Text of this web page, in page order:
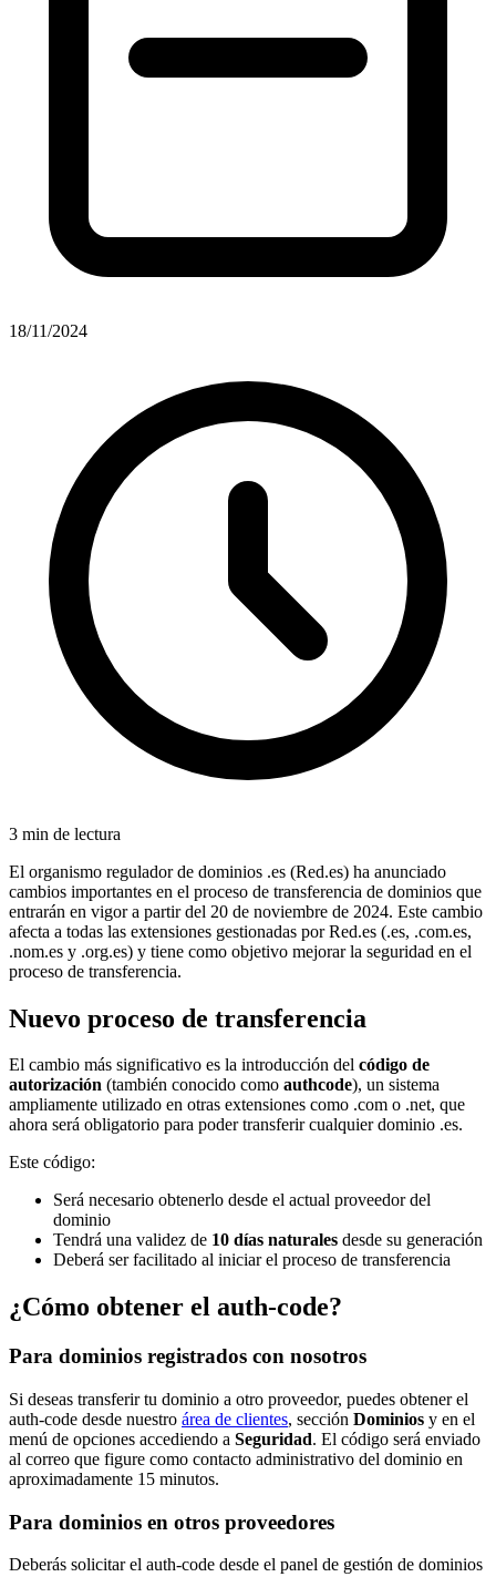
18/11/2024
3 min de lectura
El organismo regulador de dominios .es (Red.es) ha anunciado
cambios importantes en el proceso de transferencia de dominios que
entrarán en vigor a partir del 20 de noviembre de 2024. Este cambio
afecta a todas las extensiones gestionadas por Red.es (.es, .com.es,
.nom.es y .org.es) y tiene como objetivo mejorar la seguridad en el
proceso de transferencia.
Nuevo proceso de transferencia
El cambio más significativo es la introducción del código de
autorización (también conocido como authcode), un sistema
ampliamente utilizado en otras extensiones como .com o .net, que
ahora será obligatorio para poder transferir cualquier dominio .es.
Este código:
Será necesario obtenerlo desde el actual proveedor del
dominio
Tendrá una validez de 10 días naturales desde su generación
Deberá ser facilitado al iniciar el proceso de transferencia
¿Cómo obtener el auth-code?
Para dominios registrados con nosotros
Si deseas transferir tu dominio a otro proveedor, puedes obtener el
auth-code desde nuestro área de clientes, sección Dominios y en el
menú de opciones accediendo a Seguridad. El código será enviado
al correo que figure como contacto administrativo del dominio en
aproximadamente 15 minutos.
Para dominios en otros proveedores
Deberás solicitar el auth-code desde el panel de gestión de dominios